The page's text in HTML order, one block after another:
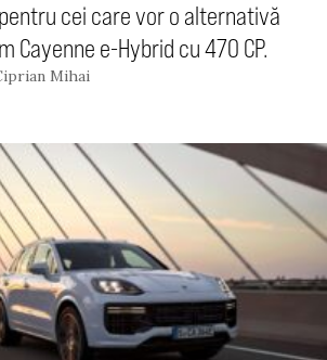
cei care vor o alternativă
Cayenne e-Hybrid cu 470 CP.
Mihai